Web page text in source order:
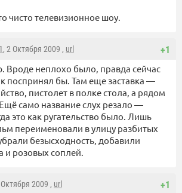
чисто телевизионное шоу.
+1
, 2 Октября 2009 , url
Вроде неплохо было, правда сейчас
поспринял бы. Там еще заставка —
пистолет в полке стола, а рядом
само название слух резало —
это как ругательство было. Лишь
переименовали в улицу разбитых
безысходность, добавили
и розовых соплей.
+1
Октября 2009 , url